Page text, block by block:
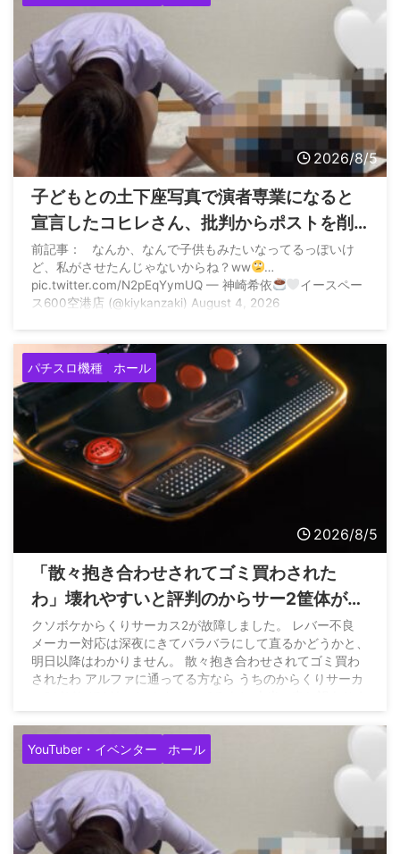
2026/8/5
子どもとの土下座写真で演者専業になると
宣言したコヒレさん、批判からポストを削
除して再度子どもとの土下座写真でご報告
前記事： なんか、なんで子供もみたいなってるっぽいけ
ど、私がさせたんじゃないからね？ww
…
pic.twitter.com/N2pEqYymUQ — 神崎希依
イースペー
ス600空港店 (@kiykanzaki) August 4, 2026
パチスロ機種 ホール
2026/8/5
「散々抱き合わせされてゴミ買わされた
わ」壊れやすいと評判のからサー2筐体がレ
バー不良になって問合せたホールさんの悲
痛な声
クソボケからくりサーカス2が故障しました。 レバー不良
メーカー対応は深夜にきてバラバラにして直るかどうかと、
明日以降はわかりません。 散々抱き合わせされてゴミ買わ
されたわ アルファに通ってる方なら うちのからくりサーカ
店アルファ店長 (@coco_alpha777) August 4, 2026
YouTuber・イベンター ホール